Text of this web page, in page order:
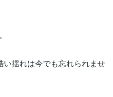
揺れは今でも忘れられませ